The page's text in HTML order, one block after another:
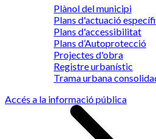
Plànol del municipi
Plans d'actuació
Plans d'accessibilitat
Plans d’Autoprotecció
Projectes d'obra
Registre urbanístic
Trama urbana
Accés a la informació pública